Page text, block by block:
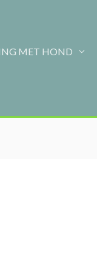
MET HOND